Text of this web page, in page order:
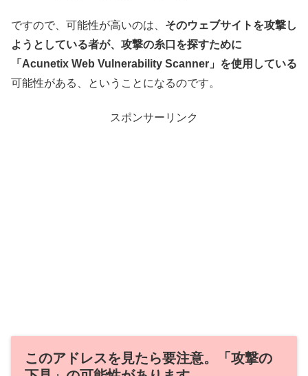
ですので、可能性が高いのは、 そのウェブサイトを攻撃し
ようとしている者が、攻撃の糸口を探すために
「Acunetix Web Vulnerability Scanner」を使用している
可能性がある、ということになるのです。
スポンサーリンク
このアドレスを見たら要注意。「攻撃の